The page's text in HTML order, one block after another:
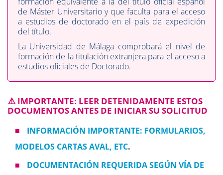
de Máster Universitario y que faculta para el acceso
a estudios de doctorado en el país de expedición
del título.
La Universidad de Málaga comprobará el nivel de
formación de la titulación extranjera para el acceso a
estudios oficiales de Doctorado.
⚠️ IMPORTANTE: LEER DETENIDAMENTE ESTOS
DOCUMENTOS ANTES DE INICIAR SU SOLICITUD
■
INFORMACIÓN IMPORTANTE: FORMULARIOS,
MODELOS CARTAS AVAL, ETC.
■
DOCUMENTACIÓN REQUERIDA SEGÚN VÍA DE